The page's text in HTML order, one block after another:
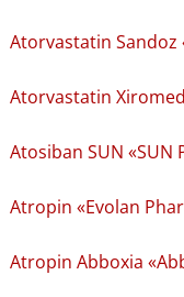
Atorvastatin Sandoz
Atorvastatin
Atosiban SUN «SUN
Atropin «Evolan
Atropin Abboxia